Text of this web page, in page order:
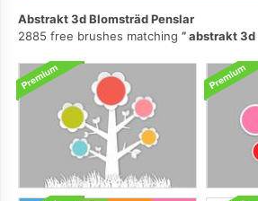
Abstrakt 3d Blomsträd Penslar
2885 free brushes matching
abstrakt 3d